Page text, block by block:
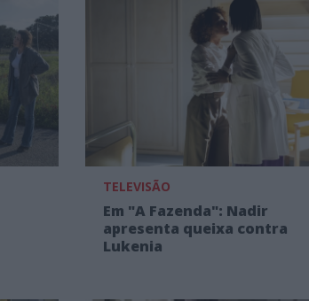
TELEVISÃO
Em "A Fazenda": Nadir
apresenta queixa contra
Lukenia